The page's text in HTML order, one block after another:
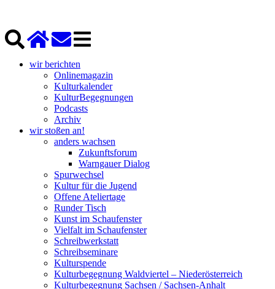
wir berichten
Onlinemagazin
Kulturkalender
KulturBegegnungen
Podcasts
Archiv
wir stoßen an!
anders wachsen
Zukunftsforum
Warngauer Dialog
Spurwechsel
Kultur für die Jugend
Offene Ateliertage
Runder Tisch
Kunst im Schaufenster
Vielfalt im Schaufenster
Schreibwerkstatt
Schreibseminare
Kulturspende
Kulturbegegnung Waldviertel – Niederösterreich
Kulturbegegnung Sachsen / Sachsen-Anhalt